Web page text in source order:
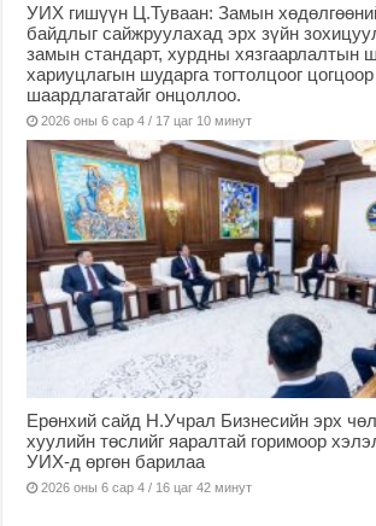
УИХ гишүүн Ц.Туваан: Замын
байдлыг сайжруулахад эрх зүйн
замын стандарт, хурдны хязгаарлалтын
хариуцлагын шударга тогтолцоог
шаардлагатайг онцоллоо.
2026 оны 6 сар 4 / 17 цаг 10 минут
Ерөнхий сайд Н.Учрал Бизнесийн эрх
хуулийн төслийг яаралтай горимоор
УИХ-д өргөн барилаа
2026 оны 6 сар 4 / 16 цаг 42 минут